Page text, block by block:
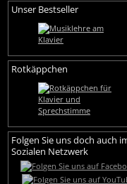
Unser Bestseller
Rotkäppchen
Folgen Sie uns doch auch
Sozialen Netzwerk